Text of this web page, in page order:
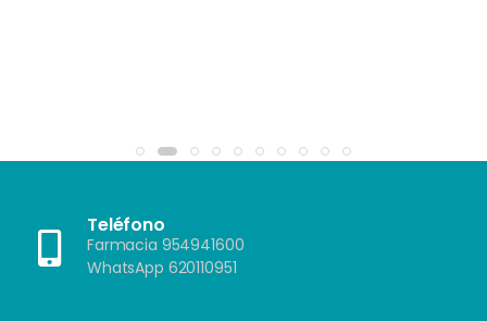
Teléfono
Farmacia 954941600
WhatsApp 620110951